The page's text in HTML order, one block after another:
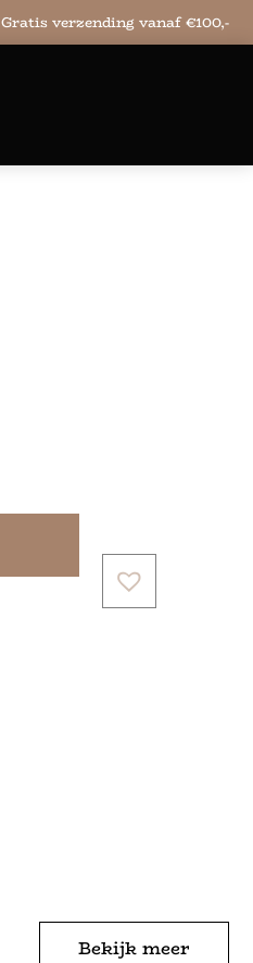
Gratis verzending vanaf €100,-
Bekijk meer